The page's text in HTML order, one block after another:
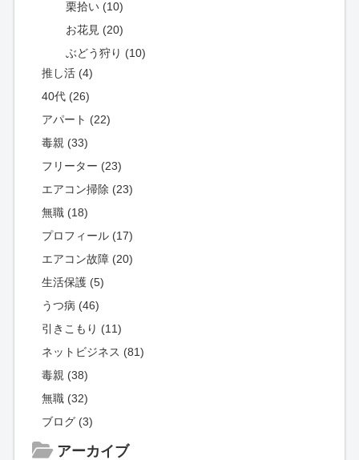
栗拾い (10)
お花見 (20)
ぶどう狩り (10)
推し活 (4)
40代 (26)
アパート (22)
毒親 (33)
フリーター (23)
エアコン掃除 (23)
無職 (18)
プロフィール (17)
エアコン故障 (20)
生活保護 (5)
うつ病 (46)
引きこもり (11)
ネットビジネス (81)
毒親 (38)
無職 (32)
ブログ (3)
アーカイブ